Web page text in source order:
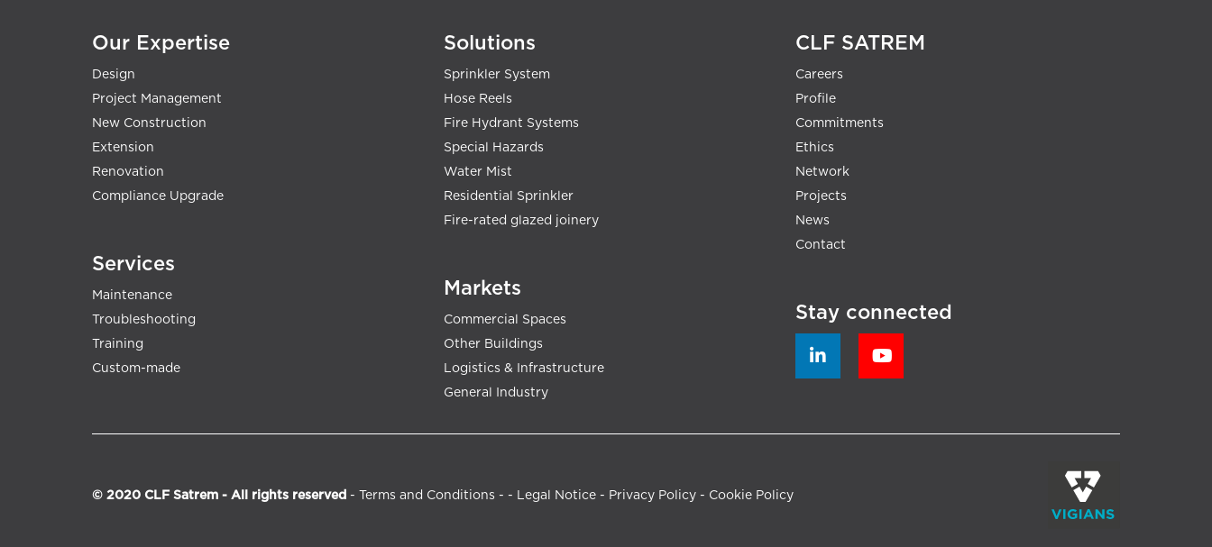
Our Expertise
Design
Project Management
New Construction
Extension
Renovation
Compliance Upgrade
Services
Maintenance
Troubleshooting
Training
Custom-made
Solutions
Sprinkler System
Hose Reels
Fire Hydrant Systems
Special Hazards
Water Mist
Residential Sprinkler
Fire-rated glazed joinery
Markets
Commercial Spaces
Other Buildings
Logistics & Infrastructure
General Industry
CLF SATREM
Careers
Profile
Commitments
Ethics
Network
Projects
News
Contact
Stay connected
 
© 2020 CLF Satrem - All rights reserved - Terms and Conditions - - Legal Notice - Privacy Policy - Cookie Policy